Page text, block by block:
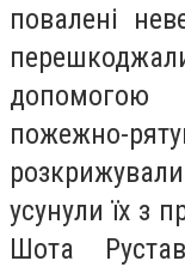
повалені
пожежно-
усунули їх з
Шота